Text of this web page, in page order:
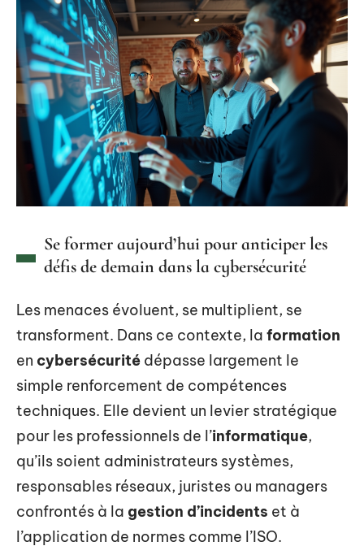
Se former aujourd’hui pour anticiper les
défis de demain dans la cybersécurité
Les menaces évoluent, se multiplient, se
transforment. Dans ce contexte, la formation
en cybersécurité dépasse largement le
simple renforcement de compétences
techniques. Elle devient un levier stratégique
pour les professionnels de l’informatique,
qu’ils soient administrateurs systèmes,
responsables réseaux, juristes ou managers
confrontés à la gestion d’incidents et à
l’application de normes comme l’ISO.